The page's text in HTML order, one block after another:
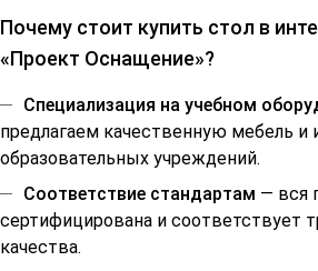
Почему стоит купить стол в
«Проект Оснащение»?
Специализация на учебном
предлагаем качественную мебель и
образовательных учреждений.
Соответствие стандартам — вся
сертифицирована и соответствует
качества.